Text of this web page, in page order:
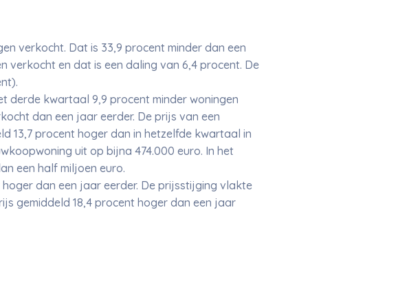
verkocht. Dat is 33,9 procent minder dan een
verkocht en dat is een daling van 6,4 procent. De
derde kwartaal 9,9 procent minder woningen
dan een jaar eerder. De prijs van een
13,7 procent hoger dan in hetzelfde kwartaal in
uit op bijna 474.000 euro. In het
een half miljoen euro.
dan een jaar eerder. De prijsstijging vlakte
gemiddeld 18,4 procent hoger dan een jaar